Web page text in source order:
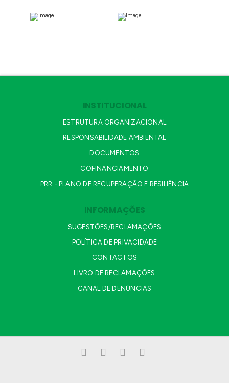
INSTITUCIONAL
ESTRUTURA ORGANIZACIONAL
RESPONSABILIDADE AMBIENTAL
DOCUMENTOS
COFINANCIAMENTO
PRR - PLANO DE RECUPERAÇÃO E RESILIÊNCIA
INFORMAÇÕES
SUGESTÕES/RECLAMAÇÕES
POLÍTICA DE PRIVACIDADE
CONTACTOS
LIVRO DE RECLAMAÇÕES
CANAL DE DENÚNCIAS